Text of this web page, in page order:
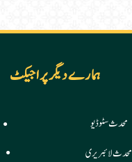
ہمارے دیگر پراجیکٹ
محدث سٹوڈیو
محدث لائبریری